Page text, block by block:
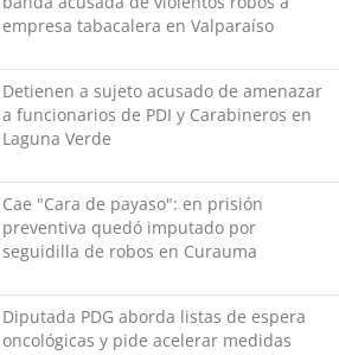
empresa tabacalera en Valparaíso
Detienen a sujeto acusado de amenazar
a funcionarios de PDI y Carabineros en
Laguna Verde
Cae "Cara de payaso": en prisión
preventiva quedó imputado por
seguidilla de robos en Curauma
Diputada PDG aborda listas de espera
oncológicas y pide acelerar medidas